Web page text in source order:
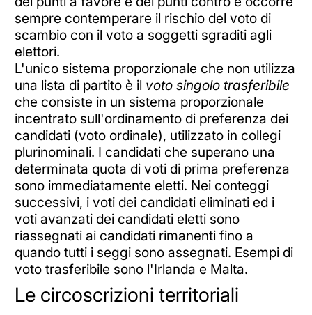
sempre contemperare il rischio del voto di
scambio con il voto a soggetti sgraditi agli
elettori.
L'unico sistema proporzionale che non utilizza
una lista di partito è il voto singolo trasferibile
che consiste in un sistema proporzionale
incentrato sull'ordinamento di preferenza dei
candidati (voto ordinale), utilizzato in collegi
plurinominali. I candidati che superano una
determinata quota di voti di prima preferenza
sono immediatamente eletti. Nei conteggi
successivi, i voti dei candidati eliminati ed i
voti avanzati dei candidati eletti sono
riassegnati ai candidati rimanenti fino a
quando tutti i seggi sono assegnati. Esempi di
voto trasferibile sono l'Irlanda e Malta.
Le circoscrizioni territoriali